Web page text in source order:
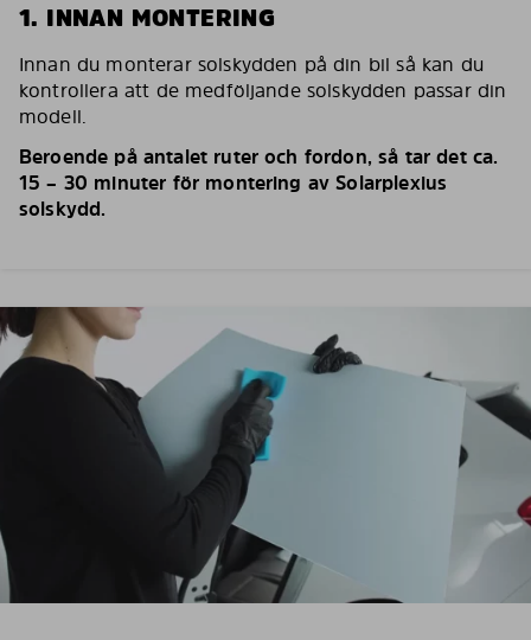
1. INNAN MONTERING
Innan du monterar solskydden på din bil så kan du
kontrollera att de medföljande solskydden passar din
modell.
Beroende på antalet ruter och fordon, så tar det ca.
15 – 30 minuter för montering av Solarplexius
solskydd.